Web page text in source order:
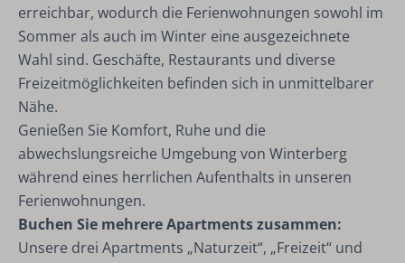
erreichbar, wodurch die Ferienwohnungen sowohl im
Sommer als auch im Winter eine ausgezeichnete
Wahl sind. Geschäfte, Restaurants und diverse
Freizeitmöglichkeiten befinden sich in unmittelbarer
Nähe.
Genießen Sie Komfort, Ruhe und die
abwechslungsreiche Umgebung von Winterberg
während eines herrlichen Aufenthalts in unseren
Ferienwohnungen.
Buchen Sie mehrere Apartments zusammen:
Unsere drei Apartments „Naturzeit“, „Freizeit“ und